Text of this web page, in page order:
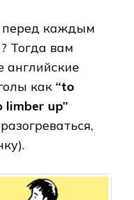
перед каждым
Тогда вам
английские
как “to
limber up”